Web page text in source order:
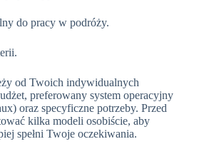
do pracy w podróży.
od Twoich indywidualnych
preferowany system operacyjny
oraz specyficzne potrzeby. Przed
kilka modeli osobiście, aby
spełni Twoje oczekiwania.